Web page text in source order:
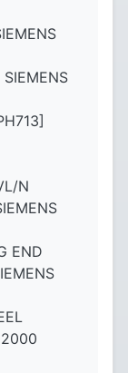
N
END